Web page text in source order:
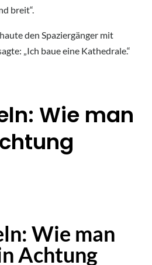
breit“.
den Spaziergänger mit
„Ich baue eine Kathedrale.“
Wie man
Wie man
Achtung